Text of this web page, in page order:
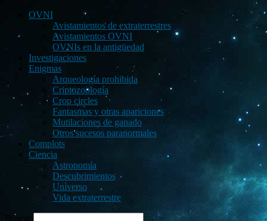
OVNI
Avistamientos de extraterrestres
Avistamientos OVNI
OVNIs en la antigüedad
Investigaciones
Enigmas
Arqueología prohibida
Criptozoología
Crop circles
Fantasmas y otras apariciones
Mutilaciones de ganado
Otros sucesos paranormales
Complots
Ciencia
Astronomía
Descubrimientos
Universo
Vida extraterrestre
Buscar